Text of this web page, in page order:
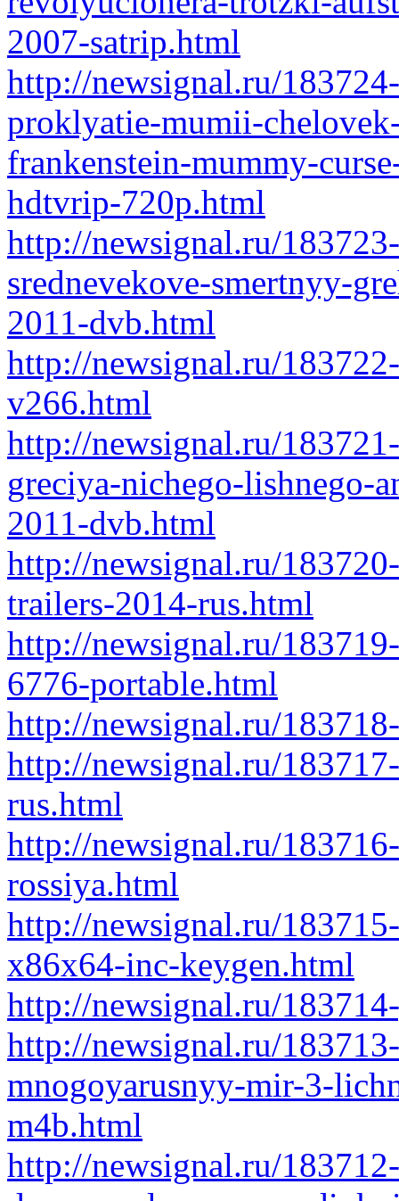
2007-satrip.html
http://newsignal.ru/
proklyatie-mumii-
frankenstein-mummy-
hdtvrip-720p.html
http://newsignal.ru/
srednevekove-smertnyy-
2011-dvb.html
http://newsignal.ru/
v266.html
http://newsignal.ru/
greciya-nichego-lishnego-
2011-dvb.html
http://newsignal.ru/
trailers-2014-rus.html
http://newsignal.ru/
6776-portable.html
http://newsignal.ru/
http://newsignal.ru/
rus.html
http://newsignal.ru/
rossiya.html
http://newsignal.ru/
x86x64-inc-keygen.html
http://newsignal.ru/
http://newsignal.ru/
mnogoyarusnyy-mir-3-
m4b.html
http://newsignal.ru/